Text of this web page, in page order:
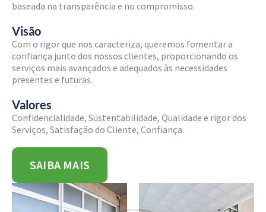
baseada na transparência e no compromisso.
Visão
Com o rigor que nos caracteriza, queremos fomentar a
confiança junto dos nossos clientes, proporcionando os
serviços mais avançados e adequados às necessidades
presentes e futuras.
Valores
Confidencialidade, Sustentabilidade, Qualidade e rigor dos
Serviços, Satisfação do Cliente, Confiança.
SAIBA MAIS